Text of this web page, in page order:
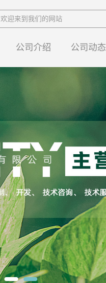
欢迎来到我们的网站
公司介绍 公司动态